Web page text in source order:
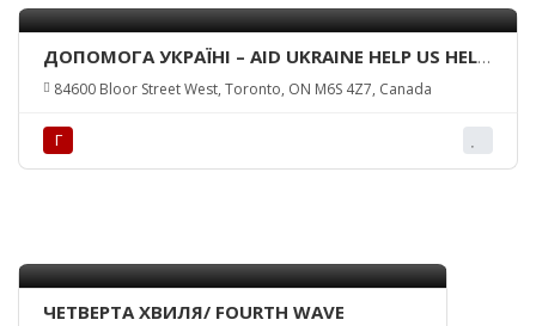
ДОПОМОГА УКРАЇНІ – AID UKRAINE HELP US HELP
THE CHILDREN
84600 Bloor Street West, Toronto, ON M6S 4Z7, Canada
Г
ЧЕТВЕРТА ХВИЛЯ/ FOURTH WAVE